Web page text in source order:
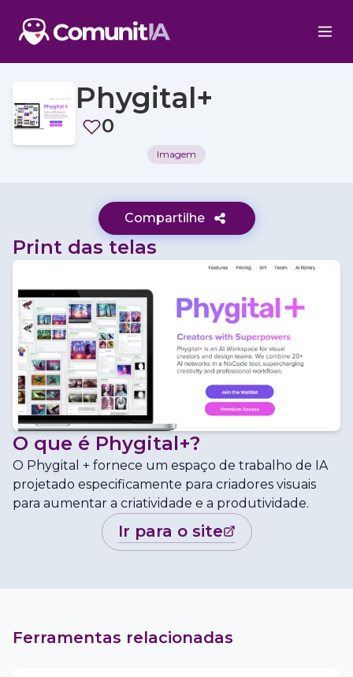
Phygital+
0
Imagem
Compartilhe
Print das telas
O que é Phygital+?
O Phygital + fornece um espaço de trabalho de IA
projetado especificamente para criadores visuais
para aumentar a criatividade e a produtividade.
ir para o site
Ferramentas relacionadas